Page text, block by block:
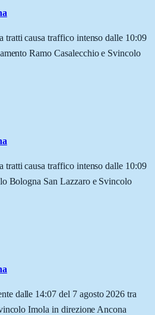
tratti causa traffico intenso dalle 10:09
Ramo Casalecchio e Svincolo
tratti causa traffico intenso dalle 10:09
Bologna San Lazzaro e Svincolo
dalle 14:07 del 7 agosto 2026 tra
Imola in direzione Ancona